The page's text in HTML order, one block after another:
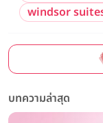
windsor
บทความล่าสุด